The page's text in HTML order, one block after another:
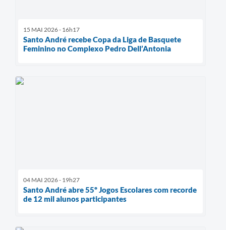
15 MAI 2026 - 16h17
Santo André recebe Copa da Liga de Basquete
Feminino no Complexo Pedro Dell’Antonia
04 MAI 2026 - 19h27
Santo André abre 55º Jogos Escolares com recorde
de 12 mil alunos participantes